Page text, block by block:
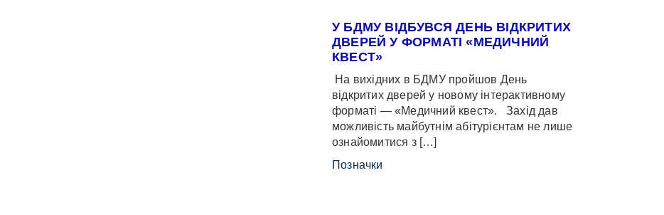
У БДМУ ВІДБУВСЯ ДЕНЬ ВІДКРИТИХ
ДВЕРЕЙ У ФОРМАТІ «МЕДИЧНИЙ
КВЕСТ»
На вихідних в БДМУ пройшов День
відкритих дверей у новому інтерактивному
форматі — «Медичний квест». Захід дав
можливість майбутнім абітурієнтам не лише
ознайомитися з […]
Позначки